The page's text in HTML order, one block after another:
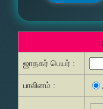
ஜாதகர் பெயர் :
பாலினம் :